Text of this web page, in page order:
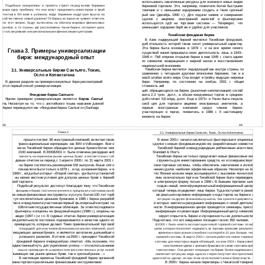
Подобные инициативы и проекты ставят перед всеми биржами
мира одну проблему: что они могут предложить инвесторам и эми8
тентам в XXI веке в условиях, когда биржевая индустрия вышла на
ка8 чественно новый уровень? Те биржи, которые не сумеют ответить
на этот вопрос, будут вытеснены на обочину мировых финансовых
рынков, а те страны, где расположены такие биржи, потеряют шанс
стать мировыми или региональными финансовыми центрами.
Глава 3. Примеры универсализации
бирж: международный опыт
3.1. Универсальные биржи Сантьяго, Токио,
Осло и Копенгагена
В данном разделе на примере конкретных бирж рассматрива8
ется первый способ универсализации.
Фондовая биржа Сантьяго
Ярким примером универсализации являетсябиржа Сантья'
го.Несмотря на то, что с английского языка название данной
биржи переводится как «Фондовая биржа Сантьяго» (Santiago
использовать накопленные ресурсы для освоения новых видов
биржевой торговли. Это, например, позволило более быстрыми
темпами и с меньшими издержками создать в Чили срочный
ры8 нок (декабрь 1990 г.). Для подачи заявок и совершения
сделок с акциями, иностранной валютой и фьючерсами
используется од8 на торговая система — Telepregon, что
уменьшает издержки бир8 жи и удобно для участников.
Токийская фондовая биржа
В Азии лидирующей биржей является Токийская фондовая,
де8 ятельность которой также носит универсальный характер.
Эта биржа была основана в 1878 г. и за все время своего
существо8 вания прерывала свою деятельность лишь в 1943–
1949 гг. По8 вторное открытие биржи в мае 1949 г. стало одним
из символов возвращения к мирной жизни и восстановления
национальной экономики.
Токийская биржа является лидирующей как внутри страны, по
сравнению с четырьмя другими японскими биржами, так и в
мас8 штабах всего мира. Она входит в тройку ведущих мировых
бирж. Например, по состоянию на ноябрь 2001 г. общая
стоимость ак8
ций, обращающихся на бирже, (рыночная капитализация) соста8
вила 2,3 трлн. долл., а объем ежедневных торгов в среднем
до8 стигает 5,8 млрд. долл. Еще в 1973 г. в Токио была открыта
сек8 ция для торговли акциями иностранных эмитентов, а
первые иностранные компании среди членов биржи,
участвующих в торгах, появились в 1986 г. К настоящему
моменту на бирже
48 49
Глава 3 3.1. Универсальные биржи Сантьяго, Токио, Осло и Копенгагена
прошли листинг 38 иностранный компаний, включая такие
В июне 2001 г. начали заключаться фьючерсные и опционные
транснациональные корпорации, как IBM и Volkswagen. Всего
сделки с новым фондовым индексом, разработанным совместно
же на Токийской бирже обращаются ценные бумаги более чем Токийской биржей и международным рейтинговым агентством
2100 компаний. В 200082001 гг. была отмечена рекордная ак8 Standard & Poor’s.
тивность на первичном рынке ценных бумаг: в соответствии с го8 Токийская биржа не только предлагает новые финансовые ин8
довым отчетом за период с 1 апреля 2000 г. по 31 марта 2001 г. струменты для инвестирования средств, но и совершенствует
на бирже состоялось размещение 156 выпусков. Выше этого
свои торговые системы, чтобы обеспечить заключение и испол8
показатели были только в 1878 г., в год основания биржи, и в
нение сделок наиболее эффективным образом. Несмотря на то,
1969 г., когда была открыт «Второй сектор», где были установле8 что Япония во всем мире ассоциируется с высокими технологи8
ны менее жесткие условия для допуска ценных бумаг к бирже8
ями, окончательно торги на Токийской бирже были переведены
вой торговле.
в электронную форму только в 1999 г. В бывшем торговом зале
Подобный результат достигнут благодаря тому, что Токийская создан новый, многофункциональный информационный центр,
фондовая биржа постоянно меняется, предлагая участникам рын8
который теперь определяет лицо биржи. Туда поступает в режи8
ка новые финансовые инструменты и услуги. Более 100 лет тор8
ме реального времени информация о ходе торгов на бирже и о
гуя исключительно ценными бумагами, в 1985 г. биржа разрабо8
ситуации на других финансовых рынках, там хранятся документы,
тала и предложила участникам первый фьючерсный контракт на
в которых эмитенты раскрывают информацию о своей деятель8
108летние государственные облигации. За этим последовали
ности. В информационном центре проводятся семинары, пресс8
фьючерсы и опционы на фондовый индекс (1989 г.), опционы на конференции и презентации. Информационный центр символи8
акции (1997 г.) и т.п. В годовых отчетах биржи универсализация
зирует открытость биржи и «прозрачность» ее деятельности.
ее деятельности постоянно подчеркивается в качестве одного из
Подсчитано, что его ежедневно посещают около 350 человек.
преимуществ, которые делают Токио привлекательной торговой
В 2000 г. была начата эксплуатация новой торговой системы по ак8
площадкой для участников финансовых рынков и компаний, раз8
циям, которая позволяет надзирать за торгами в режиме реального
мещающих ценные бумаги, и являются залогом ее дальнейшего времени и пропускная способность которой в 10 раз больше, чем
успешного развития. В отчете за 2000 г. президент Токийской прежней системы. В марте 2001 г. начала работать новая торговая
фондовой биржи в очередной раз отметил: «Мы осознаем, что система для некоторых видов облигаций, а в мае 2001 г. биржа вве8
единственный путь для укрепления успеха — это использование ла исполнение сделок с ценными бумагами по схеме «поставка про8
наших преимуществ: широкого спектра качественных услуг, охва8 тив платежа». Она делает операции на бирже более надежными и
тывающих как рынок ценных бумаг, так и срочный рынок...» исключает ситуацию, когда одна из сторон получает все причитаю8
В настоящее время на Токийской фондовой бирже организо8 щееся ей по сделке, но при этом не исполняет своих обязательств.
вана торговля различными финансовыми инструментами: В 2000 г. биржа начала переговоры с Чикагской товарной